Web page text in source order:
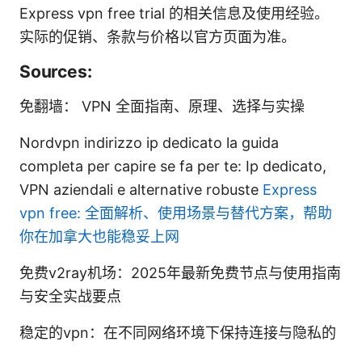
Express vpn free trial 的相关信息及使用经验。
实际的促销、条款与价格以官方页面为准。
Sources:
免翻墙： VPN 全面指南、原理、选择与实操
Nordvpn indirizzo ip dedicato la guida
completa per capire se fa per te: Ip dedicato,
VPN aziendali e alternative robuste Express
vpn free: 全面解析、使用场景与替代方案，帮助
你在加拿大也能稳妥上网
免费v2ray机场：2025年最新免费节点与使用指南
与安全实战要点
稳定的vpn：在不同网络环境下保持连接与隐私的